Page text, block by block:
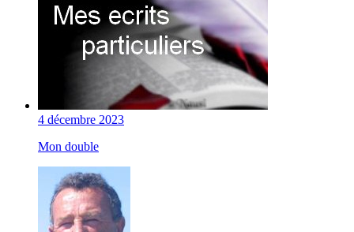
4 décembre 2023
Mon double